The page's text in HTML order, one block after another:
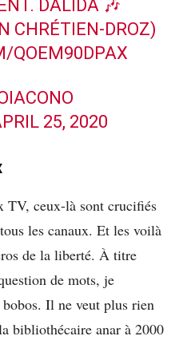
DALIDA 🎶
CHRÉTIEN-DROZ)
QOEM90DPAX
25, 2020
TV, ceux-là sont crucifiés
les canaux. Et les voilà
de la liberté. À titre
de mots, je
Il ne veut plus rien
bibliothécaire anar à 2000